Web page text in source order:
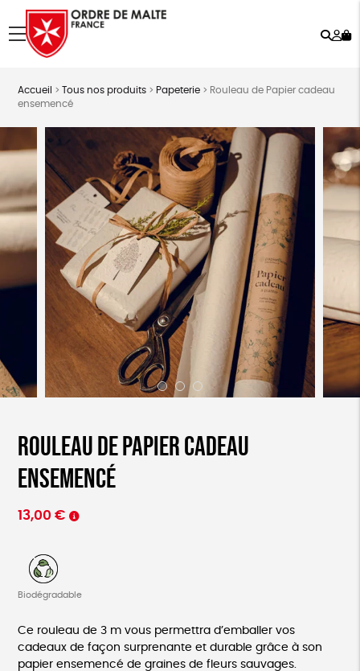
menu
Accueil > Tous nos produits> Papeterie> Rouleau de Papier cadeau
ensemencé
Rouleau de Papier cadeau
ensemencé
13,00 €
Biodégradable
Ce rouleau de 3 m vous permettra d’emballer vos
cadeaux de façon surprenante et durable grâce à son
papier ensemencé de graines de fleurs sauvages.